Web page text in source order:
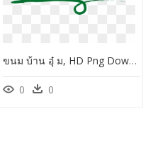
ขนม บ้าน อุ๋ ม, HD Png Download
0 0